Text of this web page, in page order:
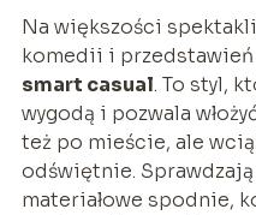
Na większości
komedii i
smart casual. To styl,
wygodą i pozwala
też po mieście, ale
odświętnie.
materiałowe spodnie,